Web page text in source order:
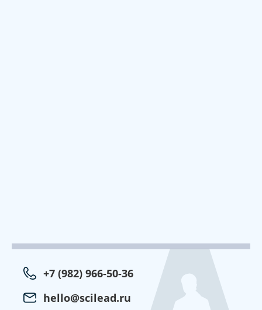
+7 (982) 966-50-36
hello@scilead.ru